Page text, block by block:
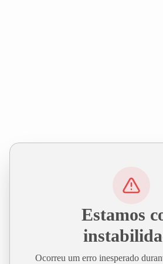
Estamos
Ocorreu um erro inesperado